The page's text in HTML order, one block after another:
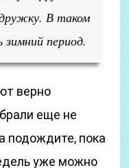
В таком
период.
верно
еще не
подождите, пока
уже можно